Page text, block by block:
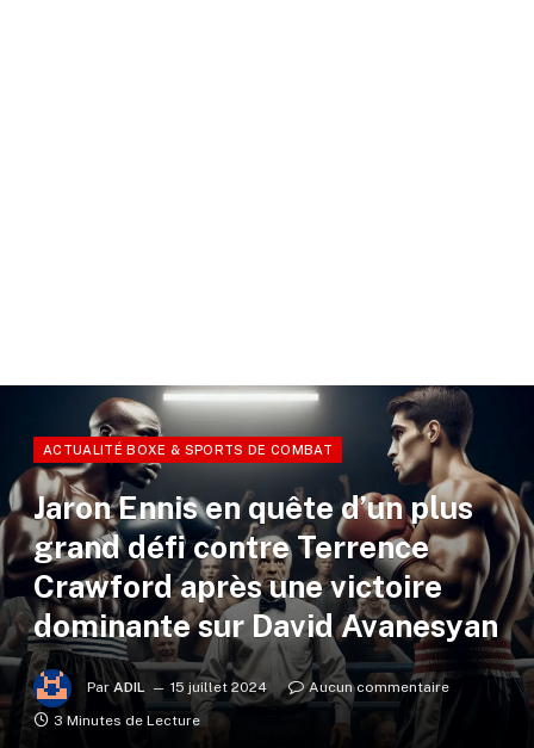
ACTUALITÉ BOXE & SPORTS DE COMBAT
Jaron Ennis en quête d’un plus
grand défi contre Terrence
Crawford après une victoire
dominante sur David Avanesyan
Par ADIL 15 juillet 2024
Aucun commentaire
3 Minutes de Lecture